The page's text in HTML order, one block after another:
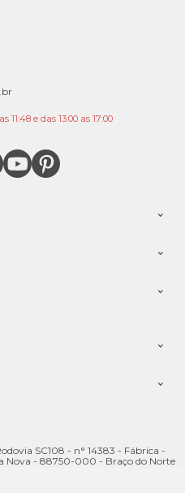
11:48 e das 13:00 as 17:00
SC108 - n° 14383 - Fábrica -
Nova - 88750-000 - Braço do Norte